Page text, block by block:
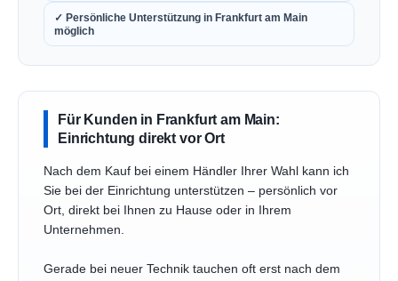
✓ Persönliche Unterstützung in Frankfurt am Main
möglich
Für Kunden in Frankfurt am Main:
Einrichtung direkt vor Ort
Nach dem Kauf bei einem Händler Ihrer Wahl kann ich
Sie bei der Einrichtung unterstützen – persönlich vor
Ort, direkt bei Ihnen zu Hause oder in Ihrem
Unternehmen.
Gerade bei neuer Technik tauchen oft erst nach dem